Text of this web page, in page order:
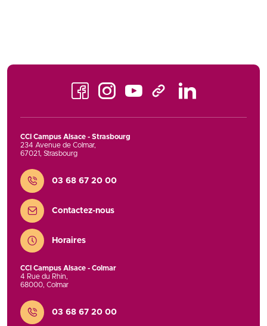
FacebookInstagramYoutube TikTok
CCI Campus Alsace - Strasbourg
234 Avenue de Colmar,
67021, Strasbourg
Contact
03 68 67 20 00
Contactez-nous
Horaires
CCI Campus Alsace - Colmar
4 Rue du Rhin,
68000, Colmar
Contact
03 68 67 20 00